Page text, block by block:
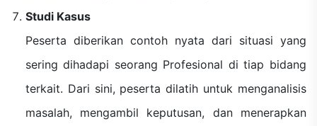
Studi Kasus
Peserta diberikan contoh nyata dari situasi yang
sering dihadapi seorang Profesional di tiap bidang
terkait. Dari sini, peserta dilatih untuk menganalisis
masalah, mengambil keputusan, dan menerapkan